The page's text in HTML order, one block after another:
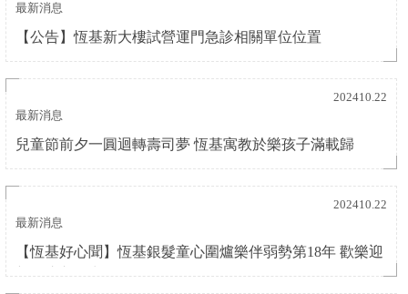
最新消息
【公告】恆基新大樓試營運門急診相關單位位置
202410.22
最新消息
兒童節前夕一圓迴轉壽司夢 恆基寓教於樂孩子滿載歸
202410.22
最新消息
【恆基好心聞】恆基銀髮童心圍爐樂伴弱勢第18年 歡樂迎
新年注入活力